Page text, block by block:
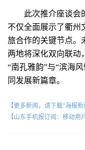
此次推介座谈会的
不仅全面展示了衢州
旅合作的关键节点。
两地将深化双向联动
“南孔雅韵”与“滨海
同发展新篇章。
【更多新闻，请下载"海报
【山东手机报订阅：移动用